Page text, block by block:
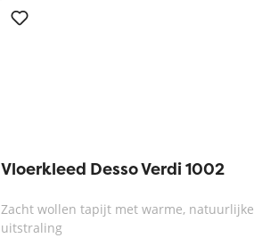
Vloerkleed Desso Verdi 1002
Zacht wollen tapijt met warme, natuurlijke
uitstraling